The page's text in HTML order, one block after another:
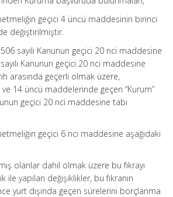
geçici 4 üncü maddesinin birinci
değiştirilmiştir.
sayılı Kanunun geçici 20 nci maddesine
Kanunun geçici 20 nci maddesine
arasında geçerli olmak üzere,
14 üncü maddelerinde geçen “Kurum”
geçici 20 nci maddesine tabi
geçici 6 ncı maddesine aşağıdaki
olanlar dahil olmak üzere bu fıkrayı
ile yapılan değişiklikler, bu fıkranın
yurt dışında geçen sürelerini borçlanma